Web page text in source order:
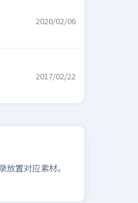
2020/02/06
2017/02/22
置对应素材。